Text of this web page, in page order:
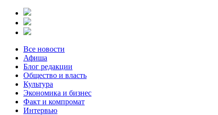
Все новости
Афиша
Блог редакции
Общество и власть
Культура
Экономика и бизнес
Факт и компромат
Интервью